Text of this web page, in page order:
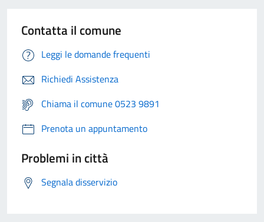
Contatta il comune
Leggi le domande frequenti
Richiedi Assistenza
Chiama il comune 0523 9891
Prenota un appuntamento
Problemi in città
Segnala disservizio